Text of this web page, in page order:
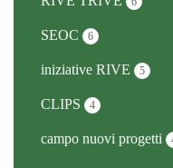
SEOC 6
iniziative RIVE 5
CLIPS 4
campo nuovi progetti